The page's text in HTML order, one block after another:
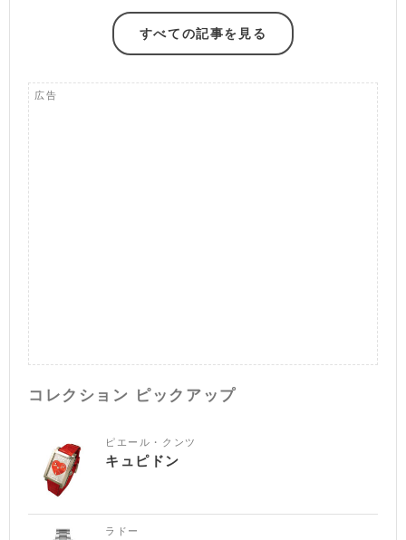
すべての記事を見る
広告
コレクション ピックアップ
ピエール・クンツ
キュピドン
ラドー